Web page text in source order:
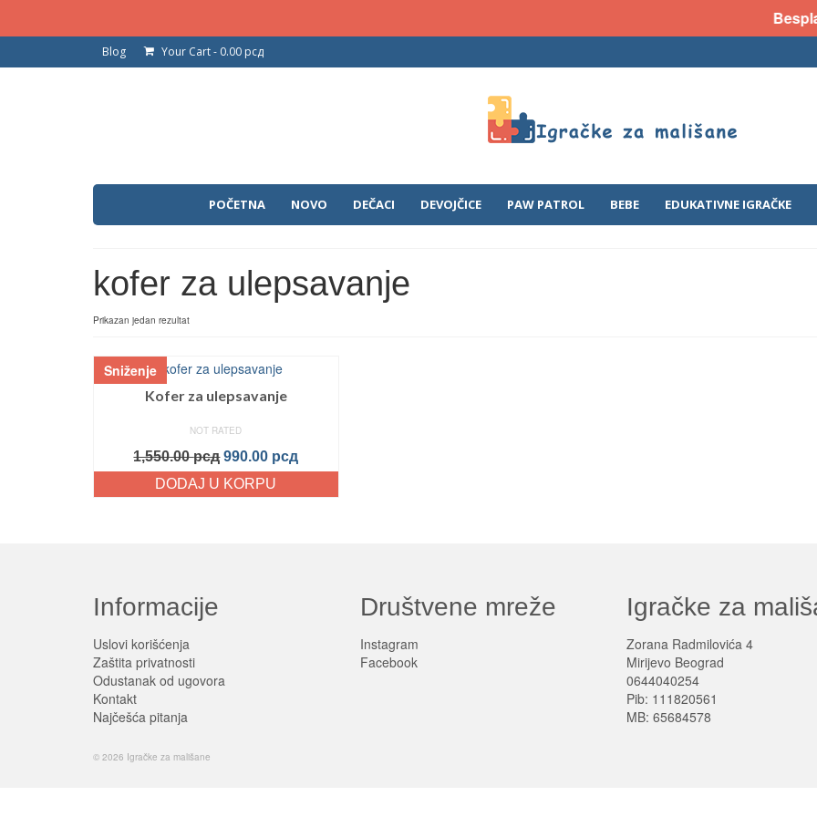
Blog Your Cart- 0.00 рсд
POČETNA NOVO DEČACI DEVOJČICE PAW PATROL BEBE EDUKATIVNE IGRAČKE
kofer za ulepsavanje
Prikazan jedan rezultat
Sniženje
Kofer za ulepsavanje
NOT RATED
1,550.00рсд 990.00 рсд
DODAJ U KORPU
Informacije
Uslovi korišćenja
Zaštita privatnosti
Odustanak od ugovora
Kontakt
Najčešća pitanja
Društvene mreže
Instagram
Facebook
Igračke za
Zorana Radmilovića 4
Mirijevo Beograd
0644040254
Pib: 111820561
MB: 65684578
© 2026 Igračke za mališane